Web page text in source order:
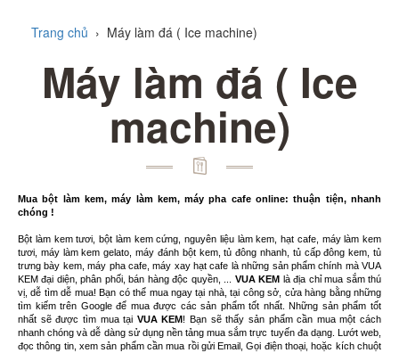
Trang chủ › Máy làm đá ( Ice machine)
Máy làm đá ( Ice
machine)
Mua bột làm kem, máy làm kem, máy pha cafe online: thuận tiện, nhanh
chóng !
Bột làm kem tươi, bột làm kem cứng, nguyên liệu làm kem, hạt cafe, máy làm kem
tươi, máy làm kem gelato, máy đánh bột kem, tủ đông nhanh, tủ cấp đông kem, tủ
trưng bày kem, máy pha cafe, máy xay hạt cafe là những sản phẩm chính mà VUA
KEM đại diện, phân phối, bán hàng độc quyền, ... VUA KEM là địa chỉ mua sắm thú
vị, dễ tìm dễ mua! Bạn có thể mua ngay tại nhà, tại công sở, cửa hàng bằng những
tìm kiếm trên Google để mua được các sản phẩm tốt nhất. Những sản phẩm tốt
nhất sẽ được tìm mua tại VUA KEM! Bạn sẽ thấy sản phẩm cần mua một cách
nhanh chóng và dễ dàng sử dụng nền tảng mua sắm trực tuyến đa dạng. Lướt web,
đọc thông tin, xem sản phẩm cần mua rồi gửi Email, Gọi điện thoại, hoặc kích chuột